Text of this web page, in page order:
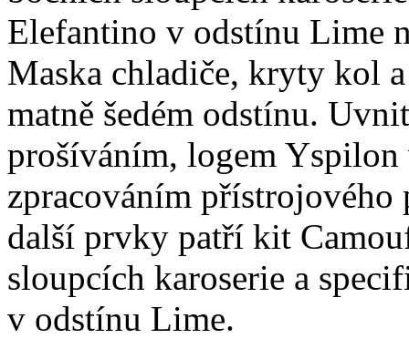
Elefantino v odstínu Lime
Maska chladiče, kryty kol
matně šedém odstínu.
prošíváním, logem Yspilon
zpracováním
další prvky patří kit
sloupcích karoserie a
v odstínu Lime.